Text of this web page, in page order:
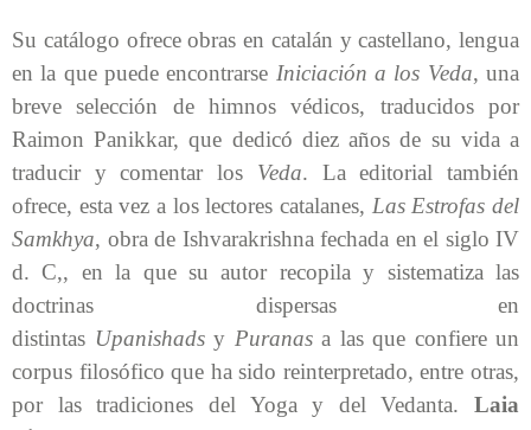
Su catálogo ofrece obras en catalán y castellano, lengua
en la que puede encontrarse Iniciación a los Veda, una
breve selección de himnos védicos, traducidos por
Raimon Panikkar, que dedicó diez años de su vida a
traducir y comentar los Veda. La editorial también
ofrece, esta vez a los lectores catalanes, Las Estrofas del
Samkhya, obra de Ishvarakrishna fechada en el siglo IV
d. C,, en la que su autor recopila y sistematiza las
doctrinas dispersas en
distintas Upanishadsy Puranasa las que confiere un
corpus filosófico que ha sido reinterpretado, entre otras,
por las tradiciones del Yoga y del Vedanta. Laia